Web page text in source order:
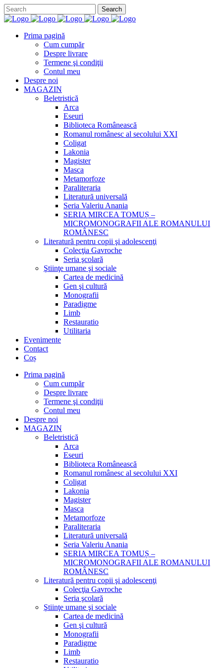
Prima pagină
Cum cumpăr
Despre livrare
Termene şi condiţii
Contul meu
Despre noi
MAGAZIN
Beletristică
Arca
Eseuri
Biblioteca Românească
Romanul românesc al secolului XXI
Coligat
Lakonia
Magister
Masca
Metamorfoze
Paraliteraria
Literatură universală
Seria Valeriu Anania
SERIA MIRCEA TOMUȘ –
MICROMONOGRAFII ALE ROMANULUI
ROMÂNESC
Literatură pentru copii şi adolescenţi
Colecţia Gavroche
Seria şcolară
Ştiinţe umane şi sociale
Cartea de medicină
Gen şi cultură
Monografii
Paradigme
Limb
Restauratio
Utilitaria
Evenimente
Contact
Coș
Prima pagină
Cum cumpăr
Despre livrare
Termene şi condiţii
Contul meu
Despre noi
MAGAZIN
Beletristică
Arca
Eseuri
Biblioteca Românească
Romanul românesc al secolului XXI
Coligat
Lakonia
Magister
Masca
Metamorfoze
Paraliteraria
Literatură universală
Seria Valeriu Anania
SERIA MIRCEA TOMUȘ –
MICROMONOGRAFII ALE ROMANULUI
ROMÂNESC
Literatură pentru copii şi adolescenţi
Colecţia Gavroche
Seria şcolară
Ştiinţe umane şi sociale
Cartea de medicină
Gen şi cultură
Monografii
Paradigme
Limb
Restauratio